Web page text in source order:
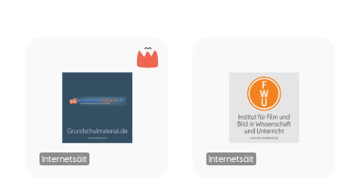
Internetsäit Internetsäit